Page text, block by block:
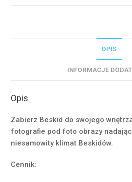
OPIS
INFORMACJE
Opis
Zabierz Beskid do swojego
fotografie pod foto obrazy
niesamowity klimat Beskidów.
Cennik: